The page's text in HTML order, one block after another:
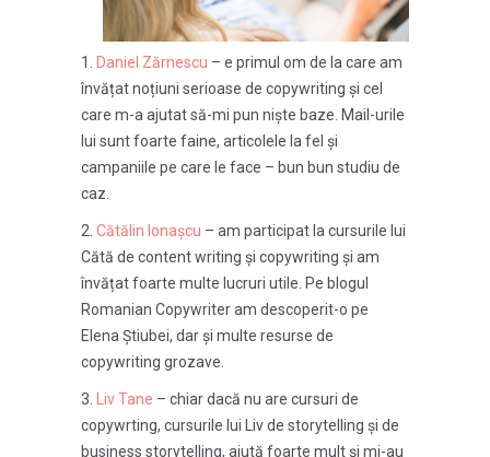
Daniel Zărnescu – e primul om de la care am
învățat noțiuni serioase de copywriting și cel
care m-a ajutat să-mi pun niște baze. Mail-urile
lui sunt foarte faine, articolele la fel și
campaniile pe care le face – bun bun studiu de
caz.
Cătălin Ionașcu – am participat la cursurile lui
Cătă de content writing și copywriting și am
învățat foarte multe lucruri utile. Pe blogul
Romanian Copywriter am descoperit-o pe
Elena Știubei, dar și multe resurse de
copywriting grozave.
Liv Tane – chiar dacă nu are cursuri de
copywrting, cursurile lui Liv de storytelling și de
business storytelling, ajută foarte mult și mi-au